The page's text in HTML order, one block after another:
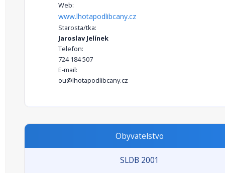
Web:
www.lhotapodlibcany.cz
Starosta/tka:
Jaroslav Jelínek
Telefon:
724 184 507
E-mail:
ou@lhotapodlibcany.cz
Obyvatelstvo
SLDB 2001